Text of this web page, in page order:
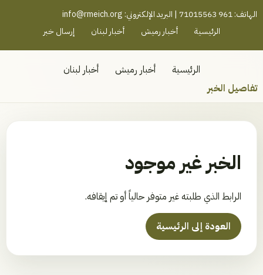
رميش جنوب - لبنان
الهاتف: 961 71015563 | البريد الإلكتروني:
info@rmeich.org
الرئيسية
أخبار رميش أخبار لبنان إرسال خبر
الرئيسية أخبار رميش
أخبار لبنان
تفاصيل الخبر
الخبر غير موجود
الرابط الذي طلبته غير متوفر حالياً أو تم إيقافه.
العودة إلى الرئيسية